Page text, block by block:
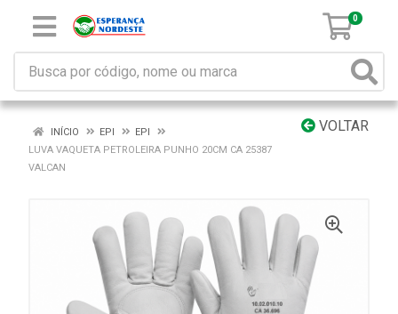
0
VOLTAR
INÍCIO EPI
EPI
LUVA VAQUETA PETROLEIRA PUNHO 20CM CA 25387
VALCAN